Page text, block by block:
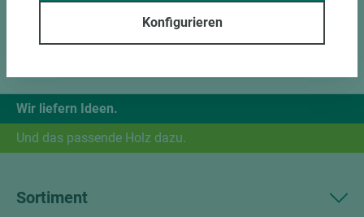
Wir liefern Ideen.
Und das passende Holz dazu.
Sortiment
Konfigurieren